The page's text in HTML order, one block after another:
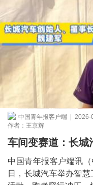
中国青年报客户端 | 2026-
作者：王京辉
车间变赛道：长城
中国青年报客户端讯
日，长城汽车举办智